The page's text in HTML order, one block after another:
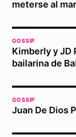
meterse al
GOSSIP
Kimberly y JD
bailarina de
GOSSIP
Juan De Dios